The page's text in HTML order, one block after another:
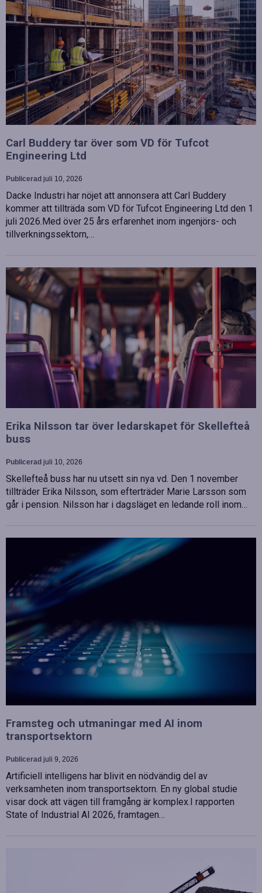
Carl Buddery tar över som VD för Tufcot
Engineering Ltd
Publicerad juli 10, 2026
Dacke Industri har nöjet att annonsera att Carl Buddery
kommer att tillträda som VD för Tufcot Engineering Ltd den 1
juli 2026.Med över 25 års erfarenhet inom ingenjörs- och
tillverkningssektorn,…
Erika Nilsson tar över ledarskapet för Skellefteå
buss
Publicerad juli 10, 2026
Skellefteå buss har nu utsett sin nya vd. Den 1 november
tillträder Erika Nilsson, som efterträder Marie Larsson som
går i pension. Nilsson har i dagsläget en ledande roll inom…
Framsteg och utmaningar med AI inom
transportsektorn
Publicerad juli 9, 2026
Artificiell intelligens har blivit en nödvändig del av
verksamheten inom transportsektorn. En ny global studie
visar dock att vägen till framgång är komplex.I rapporten
State of Industrial AI 2026, framtagen…